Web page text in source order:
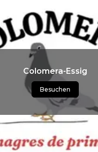
Colomera-Essig
Besuchen